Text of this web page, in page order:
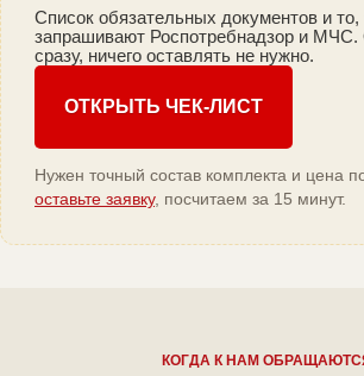
Список обязательных документов и то,
запрашивают Роспотребнадзор и МЧС.
сразу, ничего оставлять не нужно.
ОТКРЫТЬ ЧЕК-ЛИСТ
Нужен точный состав комплекта и цена
оставьте заявку, посчитаем за 15 минут.
КОГДА К НАМ